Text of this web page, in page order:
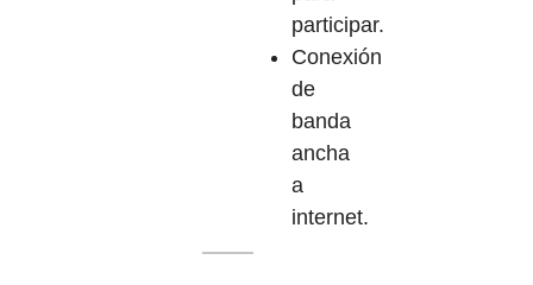
participar.
Conexión
de
banda
ancha
a
internet.